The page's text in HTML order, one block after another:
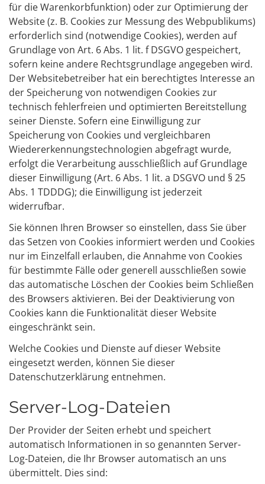
für die Warenkorbfunktion) oder zur Optimierung der
Website (z. B. Cookies zur Messung des Webpublikums)
erforderlich sind (notwendige Cookies), werden auf
Grundlage von Art. 6 Abs. 1 lit. f DSGVO gespeichert,
sofern keine andere Rechtsgrundlage angegeben wird.
Der Websitebetreiber hat ein berechtigtes Interesse an
der Speicherung von notwendigen Cookies zur
technisch fehlerfreien und optimierten Bereitstellung
seiner Dienste. Sofern eine Einwilligung zur
Speicherung von Cookies und vergleichbaren
Wiedererkennungstechnologien abgefragt wurde,
erfolgt die Verarbeitung ausschließlich auf Grundlage
dieser Einwilligung (Art. 6 Abs. 1 lit. a DSGVO und § 25
Abs. 1 TDDDG); die Einwilligung ist jederzeit
widerrufbar.
Sie können Ihren Browser so einstellen, dass Sie über
das Setzen von Cookies informiert werden und Cookies
nur im Einzelfall erlauben, die Annahme von Cookies
für bestimmte Fälle oder generell ausschließen sowie
das automatische Löschen der Cookies beim Schließen
des Browsers aktivieren. Bei der Deaktivierung von
Cookies kann die Funktionalität dieser Website
eingeschränkt sein.
Welche Cookies und Dienste auf dieser Website
eingesetzt werden, können Sie dieser
Datenschutzerklärung entnehmen.
Server-Log-Dateien
Der Provider der Seiten erhebt und speichert
automatisch Informationen in so genannten Server-
Log-Dateien, die Ihr Browser automatisch an uns
übermittelt. Dies sind: